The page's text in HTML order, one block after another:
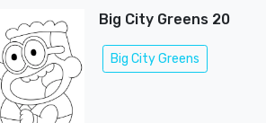
Big City Greens 20
Big City Greens